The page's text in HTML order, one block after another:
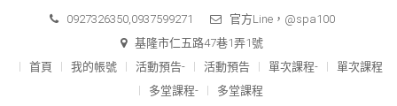
content
0927326350,0937599271
官方Line，@spa100
基隆市仁五路47巷1弄1號
首頁
我的帳號 活動預告- 活動預告 單次課程-
單次課程
多堂課程-
多堂課程